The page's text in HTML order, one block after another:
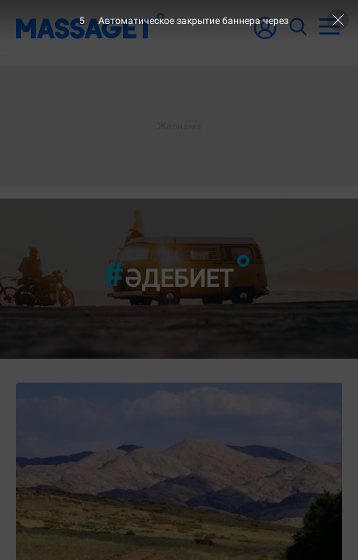
ӘДЕБИЕТ
3 Автоматическое закрытие баннера через